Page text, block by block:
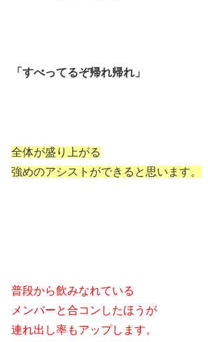
「すべってるぞ帰れ帰れ」
全体が盛り上がる
強めのアシストができると思います。
普段から飲みなれている
メンバーと合コンしたほうが
連れ出し率もアップします。